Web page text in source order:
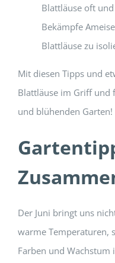
Blattläuse oft
Bekämpfe
Blattläuse zu
Mit diesen Tipps und
Blattläuse im Griff und
und blühenden Garten!
Der Juni bringt uns
warme Temperaturen,
Farben und